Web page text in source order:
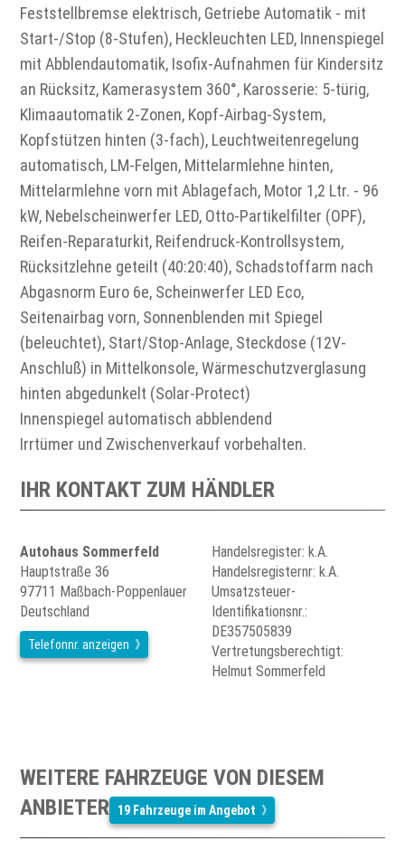
Feststellbremse elektrisch, Getriebe Automatik - mit
Start-/Stop (8-Stufen), Heckleuchten LED, Innenspiegel
mit Abblendautomatik, Isofix-Aufnahmen für Kindersitz
an Rücksitz, Kamerasystem 360°, Karosserie: 5-türig,
Klimaautomatik 2-Zonen, Kopf-Airbag-System,
Kopfstützen hinten (3-fach), Leuchtweitenregelung
automatisch, LM-Felgen, Mittelarmlehne hinten,
Mittelarmlehne vorn mit Ablagefach, Motor 1,2 Ltr. - 96
kW, Nebelscheinwerfer LED, Otto-Partikelfilter (OPF),
Reifen-Reparaturkit, Reifendruck-Kontrollsystem,
Rücksitzlehne geteilt (40:20:40), Schadstoffarm nach
Abgasnorm Euro 6e, Scheinwerfer LED Eco,
Seitenairbag vorn, Sonnenblenden mit Spiegel
(beleuchtet), Start/Stop-Anlage, Steckdose (12V-
Anschluß) in Mittelkonsole, Wärmeschutzverglasung
hinten abgedunkelt (Solar-Protect)
Innenspiegel automatisch abblendend
Irrtümer und Zwischenverkauf vorbehalten.
IHR KONTAKT ZUM HÄNDLER
Autohaus Sommerfeld
Hauptstraße 36
97711 Maßbach-Poppenlauer
Deutschland
Telefonnr. anzeigen
Handelsregister: k.A.
Handelsregisternr: k.A.
Umsatzsteuer-
Identifikationsnr.:
DE357505839
Vertretungsberechtigt:
Helmut Sommerfeld
WEITERE FAHRZEUGE VON DIESEM
ANBIETER 19 Fahrzeuge im Angebot